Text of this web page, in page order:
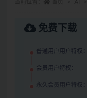
免费下载
普通用户用户特权：
会员用户特权：
永久会员用户特权：